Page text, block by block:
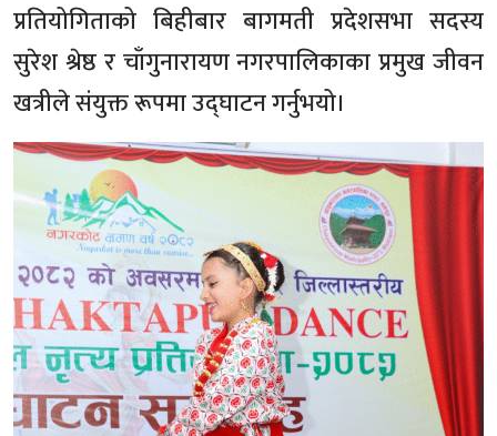
प्रतियोगिताको बिहीबार बागमती प्रदेशसभा सदस्य
सुरेश श्रेष्ठ र चाँगुनारायण नगरपालिकाका प्रमुख जीवन
खत्रीले संयुक्त रूपमा उद्घाटन गर्नुभयो।